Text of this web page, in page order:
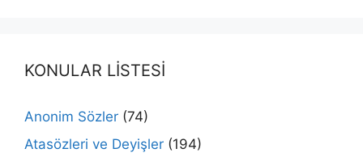
KONULAR LİSTESİ
Anonim Sözler (74)
Atasözleri ve Deyişler (194)